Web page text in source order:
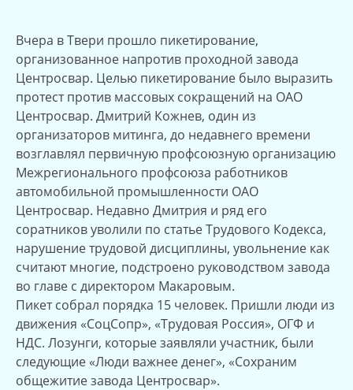
Вчера в Твери прошло пикетирование,
организованное напротив проходной завода
Центросвар. Целью пикетирование было выразить
протест против массовых сокращений на ОАО
Центросвар. Дмитрий Кожнев, один из
организаторов митинга, до недавнего времени
возглавлял первичную профсоюзную организацию
Межрегионального профсоюза работников
автомобильной промышленности ОАО
Центросвар. Недавно Дмитрия и ряд его
соратников уволили по статье Трудового Кодекса,
нарушение трудовой дисциплины, увольнение как
считают многие, подстроено руководством завода
во главе с директором Макаровым.
Пикет собрал порядка 15 человек. Пришли люди из
движения «СоцСопр», «Трудовая Россия», ОГФ и
НДС. Лозунги, которые заявляли участник, были
следующие «Люди важнее денег», «Сохраним
общежитие завода Центросвар».